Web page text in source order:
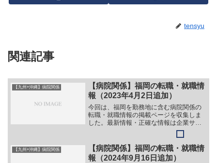
tensyu
関連記事
【九州+沖縄】病院関係
【病院関係】福岡の転職・就職情
報（2023年4月2日追加）
今回は、福岡を勤務地に含む病院関係の
転職・就職情報の掲載ページを収集しま
した。最新情報・正確な情報は企業サイ
トでご確認ください。①【会社名】久留
米大学病院【職務】［正規］＞＞（１）
事務職員（総合職）＞＞（２）看護師
［常勤］＞＞（１）メディカ...
【九州+沖縄】病院関係
【病院関係】福岡の転職・就職情
報（2024年9月16日追加）